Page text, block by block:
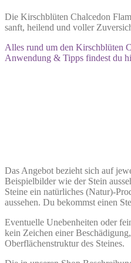
Die Kirschblüten Chalcedon
sanft, heilend und voller
Alles rund um den Kirschblüten
Anwendung & Tipps findest du
Das Angebot bezieht sich auf
Beispielbilder wie der Stein
Steine ein natürliches (Natur)-
aussehen. Du bekommst einen
Eventuelle Unebenheiten oder
kein Zeichen einer
Oberflächenstruktur des Steines.